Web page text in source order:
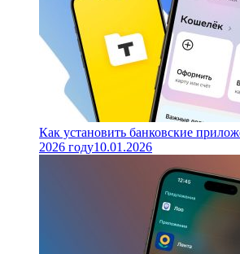
Как установить банковские
2026 году10.01.2026